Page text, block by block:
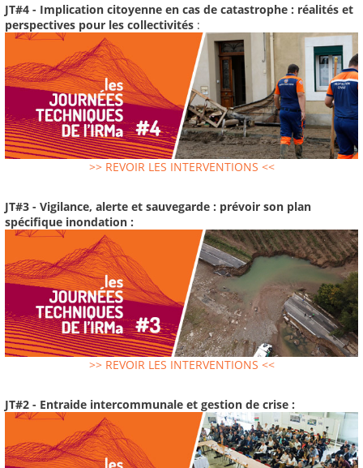
JT#4 - Implication citoyenne en cas de catastrophe : réalités et
perspectives pour les collectivités :
>> REVOIR LES INTERVENTIONS <<
JT#3 - Vigilance, alerte et sauvegarde : prévoir son plan
spécifique inondation :
>> REVOIR LES INTERVENTIONS <<
JT#2 - Entraide intercommunale et gestion de crise :